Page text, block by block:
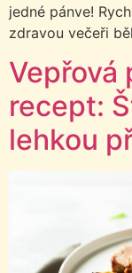
jedné pánve!
zdravou večeři
Vepřová
recept:
lehkou